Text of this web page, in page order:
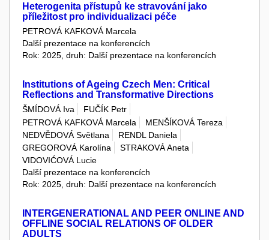
Heterogenita přístupů ke stravování jako
příležitost pro individualizaci péče
PETROVÁ KAFKOVÁ Marcela
Další prezentace na konferencích
Rok: 2025, druh: Další prezentace na konferencích
Institutions of Ageing Czech Men: Critical
Reflections and Transformative Directions
ŠMÍDOVÁ Iva
FUČÍK Petr
PETROVÁ KAFKOVÁ Marcela
MENŠÍKOVÁ Tereza
NEDVĚDOVÁ Světlana
RENDL Daniela
GREGOROVÁ Karolína
STRAKOVÁ Aneta
VIDOVIĆOVÁ Lucie
Další prezentace na konferencích
Rok: 2025, druh: Další prezentace na konferencích
INTERGENERATIONAL AND PEER ONLINE AND
OFFLINE SOCIAL RELATIONS OF OLDER
ADULTS